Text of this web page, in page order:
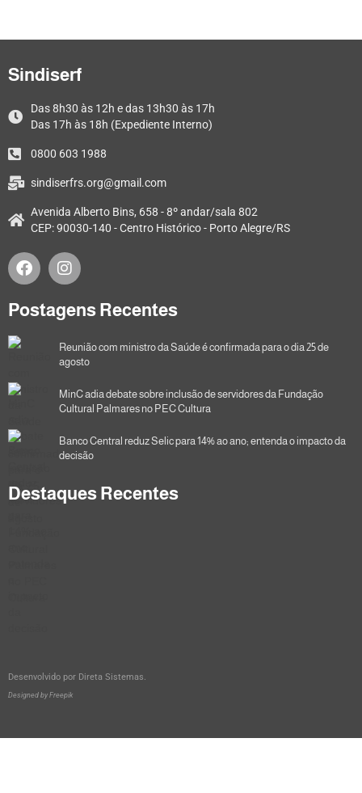
Sindiserf
Das 8h30 às 12h e das 13h30 às 17h
Das 17h às 18h (Expediente Interno)
0800 603 1988
sindiserfrs.org@gmail.com
Avenida Alberto Bins, 658 - 8º andar/sala 802
CEP: 90030-140 - Centro Histórico - Porto Alegre/RS
Postagens Recentes
Reunião com ministro da Saúde é confirmada para o dia 25 de
agosto
MinC adia debate sobre inclusão de servidores da Fundação
Cultural Palmares no PEC Cultura
Banco Central reduz Selic para 14% ao ano; entenda o impacto da
decisão
Destaques Recentes
Desenvolvido por Direta Sistemas
Designed by Freepik